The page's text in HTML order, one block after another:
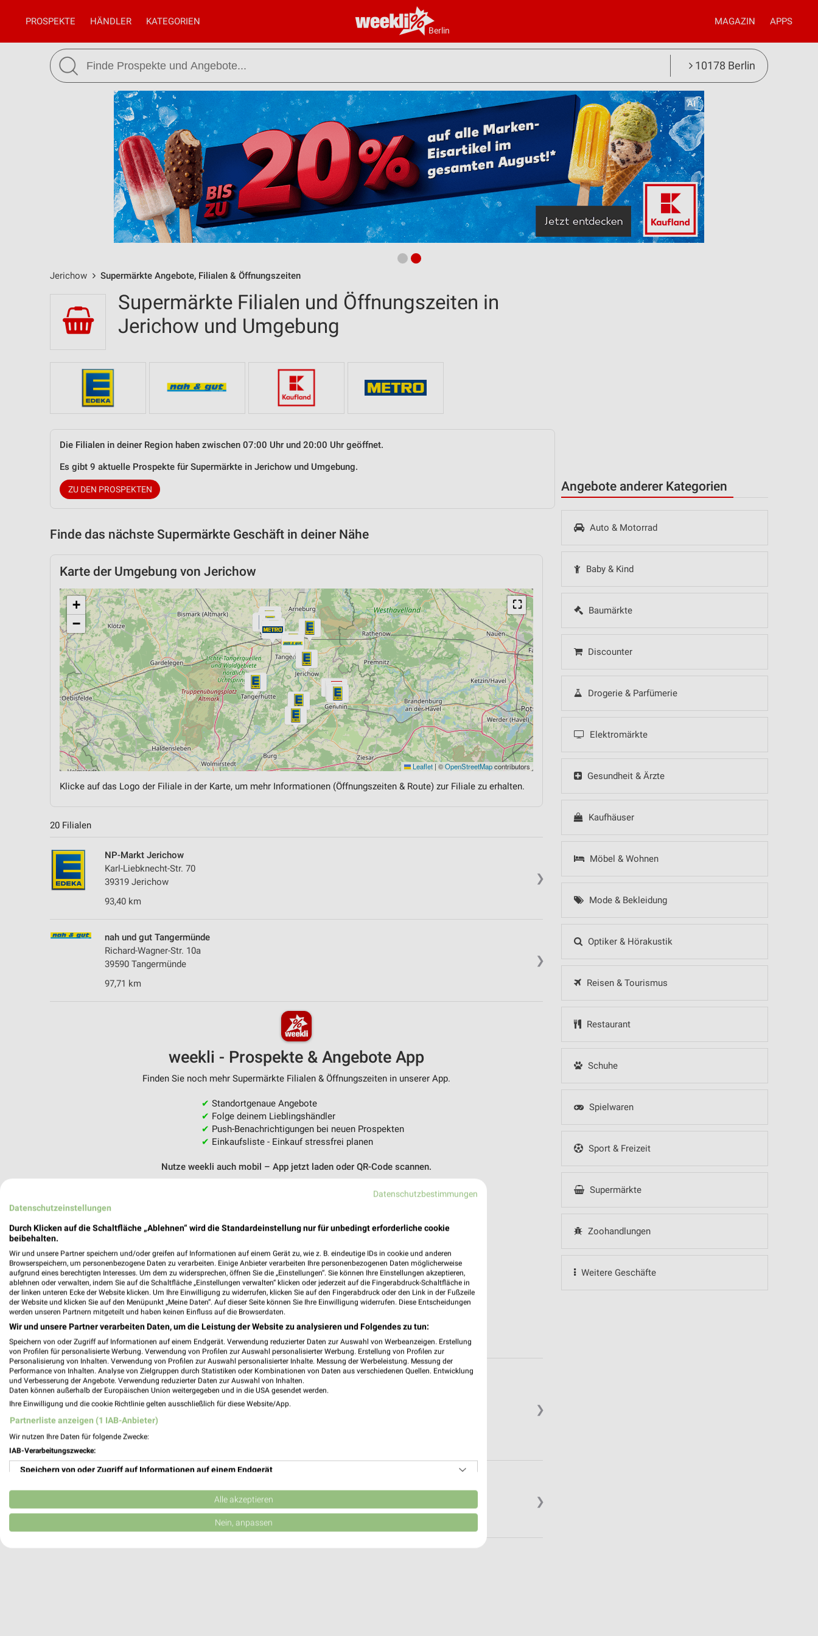
Berlin
PROSPEKTE HÄNDLER KATEGORIEN MAGAZIN APPS
10178 Berlin
Jerichow Supermärkte Angebote, Filialen & Öffnungszeiten
Angebote anderer Kategorien
Auto & Motorrad
Baby & Kind
Baumärkte
Discounter
Drogerie & Parfümerie
Elektromärkte
Gesundheit & Ärzte
Kaufhäuser
Möbel & Wohnen
Mode & Bekleidung
Optiker & Hörakustik
Reisen & Tourismus
Restaurant
Schuhe
Spielwaren
Sport & Freizeit
Supermärkte
Zoohandlungen
Weitere Geschäfte
Supermärkte Filialen und Öffnungszeiten in
Jerichow und Umgebung
Die Filialen in deiner Region haben zwischen 07:00 Uhr und 20:00 Uhr geöffnet.
Es gibt 9 aktuelle Prospekte für Supermärkte in Jerichow und Umgebung.
ZU DEN PROSPEKTEN
Finde das nächste Supermärkte Geschäft in deiner Nähe
Karte der Umgebung von Jerichow
⛶
+
−
Leaflet | ©OpenStreetMapcontributors
Klicke auf das Logo der Filiale in der Karte, um mehr Informationen (Öffnungszeiten & Route) zur Filiale zu erhalten.
20 Filialen
❯
NP-Markt Jerichow
Karl-Liebknecht-Str. 70
39319 Jerichow
93,40 km
❯
nah und gut Tangermünde
Richard-Wagner-Str. 10a
39590 Tangermünde
97,71 km
weekli - Prospekte & Angebote App
Finden Sie noch mehr Supermärkte Filialen & Öffnungszeiten in unserer App.
✔ Standortgenaue Angebote
✔ Folge deinem Lieblingshändler
✔ Push-Benachrichtigungen bei neuen Prospekten
✔ Einkaufsliste - Einkauf stressfrei planen
Nutze weekli auch mobil – App jetzt laden oder QR-Code scannen.
❯
E center Grave Tangermünde
Kirschallee 11
39590 Tangermünde
Heute 07:00 - 20:00 Uhr |
97,45 km
❯
Bismarckplatz 1
Datenschutzbestimmungen
Datenschutzeinstellungen
Durch Klicken auf die Schaltfläche „Ablehnen“ wird die Standardeinstellung nur für unbedingt erforderliche cookie
beibehalten.
Wir und unsere Partner speichern und/oder greifen auf Informationen auf einem Gerät zu, wie z. B. eindeutige IDs in cookie und anderen
Browserspeichern, um personenbezogene Daten zu verarbeiten. Einige Anbieter verarbeiten Ihre personenbezogenen Daten möglicherweise
aufgrund eines berechtigten Interesses. Um dem zu widersprechen, öffnen Sie die „Einstellungen“. Sie können Ihre Einstellungen akzeptieren,
ablehnen oder verwalten, indem Sie auf die Schaltfläche „Einstellungen verwalten“ klicken oder jederzeit auf die Fingerabdruck-Schaltfläche in
der linken unteren Ecke der Website klicken. Um Ihre Einwilligung zu widerrufen, klicken Sie auf den Fingerabdruck oder den Link in der Fußzeile
der Website und klicken Sie auf den Menüpunkt „Meine Daten“. Auf dieser Seite können Sie Ihre Einwilligung widerrufen. Diese Entscheidungen
werden unseren Partnern mitgeteilt und haben keinen Einfluss auf die Browserdaten.
Wir und unsere Partner verarbeiten Daten, um die Leistung der Website zu analysieren und Folgendes zu tun:
Speichern von oder Zugriff auf Informationen auf einem Endgerät. Verwendung reduzierter Daten zur Auswahl von Werbeanzeigen. Erstellung
von Profilen für personalisierte Werbung. Verwendung von Profilen zur Auswahl personalisierter Werbung. Erstellung von Profilen zur
Personalisierung von Inhalten. Verwendung von Profilen zur Auswahl personalisierter Inhalte. Messung der Werbeleistung. Messung der
Performance von Inhalten. Analyse von Zielgruppen durch Statistiken oder Kombinationen von Daten aus verschiedenen Quellen. Entwicklung
und Verbesserung der Angebote. Verwendung reduzierter Daten zur Auswahl von Inhalten.
Daten können außerhalb der Europäischen Union weitergegeben und in die USA gesendet werden.
Ihre Einwilligung und die cookie Richtlinie gelten ausschließlich für diese Website/App.
Partnerliste anzeigen (1 IAB-Anbieter)
Wir nutzen Ihre Daten für folgende Zwecke:
IAB-Verarbeitungszwecke:
Speichern von oder Zugriff auf Informationen auf einem Endgerät
Verwendung reduzierter Daten zur Auswahl von Werbeanzeigen
Erstellung von Profilen für personalisierte Werbung
Alle akzeptieren
Nein, anpassen